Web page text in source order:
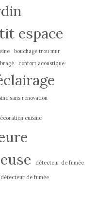
espace
bouchage trou mur
confort acoustique
sans rénovation
cuisine
détecteur de fumée
de fumée